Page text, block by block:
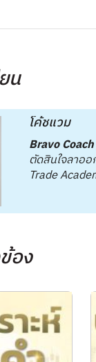
น
โค้ชแวม
Bravo
ตัดสินใจลาออ
Trade
อง